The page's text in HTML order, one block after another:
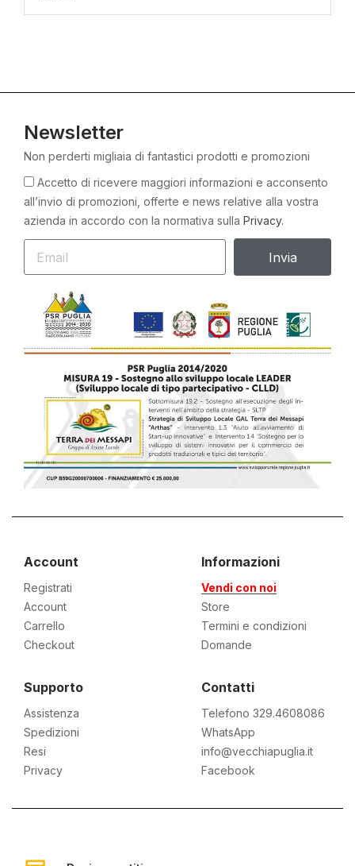
Newsletter
Non perderti migliaia di fantastici prodotti e promozioni
Accetto di ricevere maggiori informazioni e acconsento
all’invio di promozioni, offerte e news relative alla vostra
azienda in accordo con la normativa sulla Privacy.
Invia
Account
Registrati
Account
Carrello
Checkout
Informazioni
Vendi con noi
Store
Termini e condizioni
Domande
Supporto
Assistenza
Spedizioni
Resi
Privacy
Contatti
Telefono 329.4608086
WhatsApp
info@vecchiapuglia.it
Facebook